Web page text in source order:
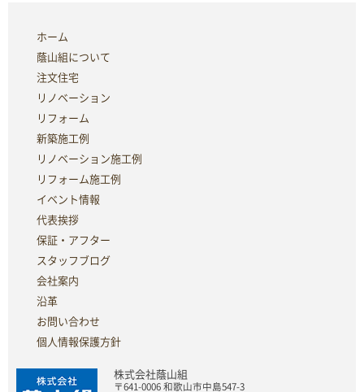
ホーム
蔭山組について
注文住宅
リノベーション
リフォーム
新築施工例
リノベーション施工例
リフォーム施工例
イベント情報
代表挨拶
保証・アフター
スタッフブログ
会社案内
沿革
お問い合わせ
個人情報保護方針
株式会社蔭山組
〒641-0006 和歌山市中島547-3